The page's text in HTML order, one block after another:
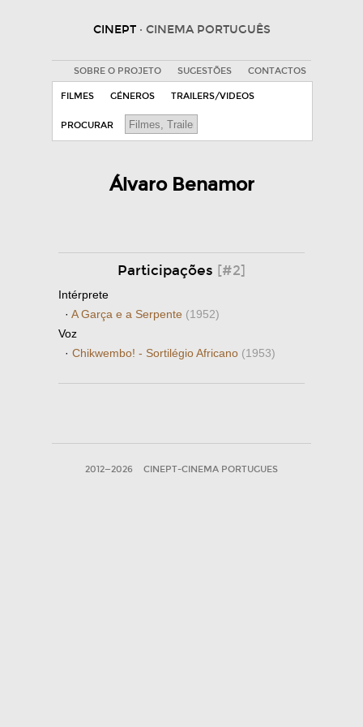
CINEPT · CINEMA PORTUGUÊS
SOBRE O PROJETO SUGESTÕES CONTACTOS
FILMES GÉNEROS TRAILERS/VIDEOS
PROCURAR
Álvaro Benamor
Participações [#2]
Intérprete
· A Garça e a Serpente (1952)
Voz
· Chikwembo! - Sortilégio Africano (1953)
2012—2026 CINEPT-CINEMA PORTUGUES